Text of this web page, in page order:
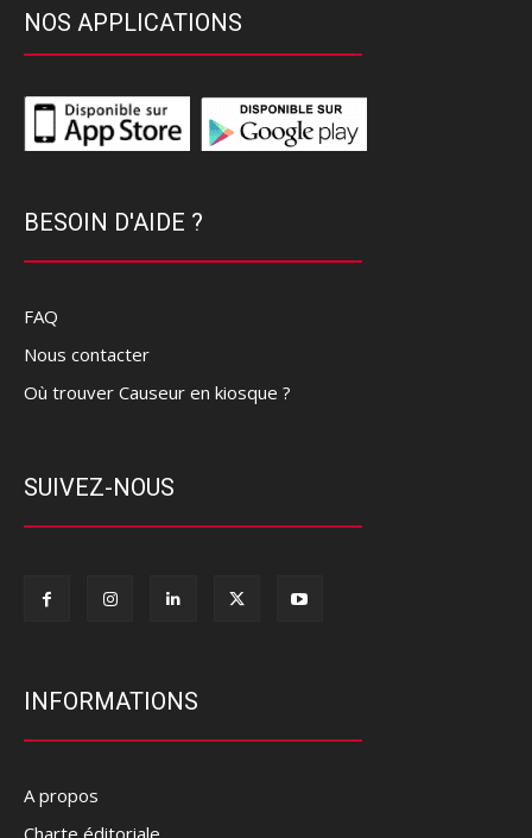
NOS APPLICATIONS
BESOIN D'AIDE ?
FAQ
Nous contacter
Où trouver Causeur en kiosque ?
SUIVEZ-NOUS
INFORMATIONS
A propos